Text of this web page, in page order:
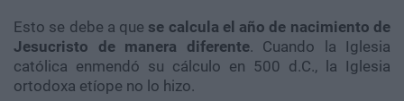
Esto se debe a que se calcula el año de nacimiento de
Jesucristo de manera diferente. Cuando la Iglesia
católica enmendó su cálculo en 500 d.C., la Iglesia
ortodoxa etíope no lo hizo.